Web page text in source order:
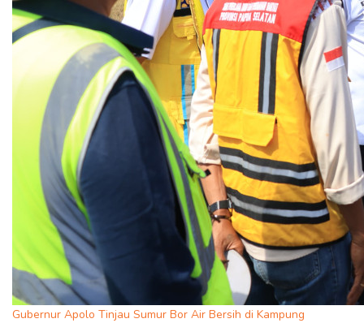
Gubernur Apolo Tinjau Sumur Bor Air Bersih di Kampung